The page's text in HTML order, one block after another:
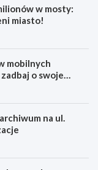
w mosty:
miasto!
mobilnych
o swoje
na ul.